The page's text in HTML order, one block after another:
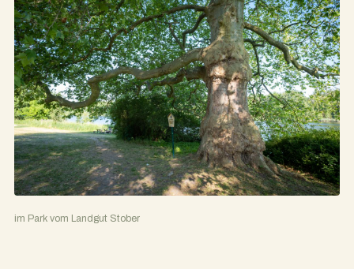
im Park vom Landgut Stober